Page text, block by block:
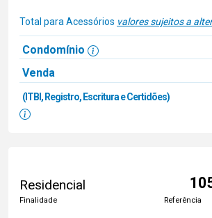
Total para Acessórios valores sujeitos a
Condomínio
Venda
(ITBI, Registro, Escritura e Certidões)
Residencial
Finalidade Referência